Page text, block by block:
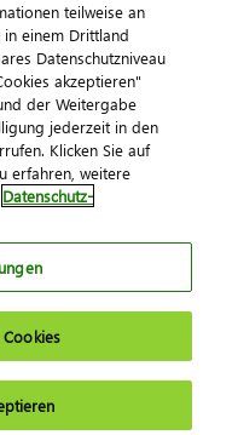
eG
AGB Kontakt
teilweise an
einem Drittland
Datenschutzniveau
akzeptieren"
der Weitergabe
jederzeit in den
Klicken Sie auf
erfahren, weitere
Datenschutz-